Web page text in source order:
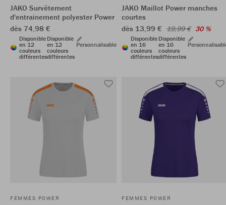
JAKO Survêtement
d'entrainement polyester Power
dès 74,98 €
Disponible
en 12
couleurs
différentes
Disponible
en 12
couleurs
différentes
Personnalisable
JAKO Maillot Power manches
courtes
dès 13,99 € 19,99 € 30 %
Disponible
en 16
couleurs
différentes
Disponible
en 16
couleurs
différentes
FEMMES POWER FEMMES POWER